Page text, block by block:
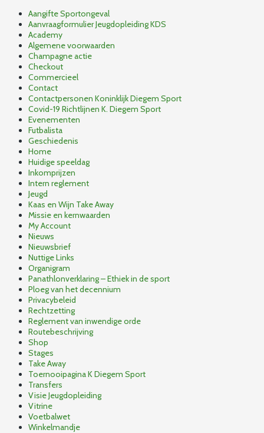
Aangifte Sportongeval
Aanvraagformulier Jeugdopleiding KDS
Academy
Algemene voorwaarden
Champagne actie
Checkout
Commercieel
Contact
Contactpersonen Koninklijk Diegem Sport
Covid-19 Richtlijnen K. Diegem Sport
Evenementen
Futbalista
Geschiedenis
Home
Huidige speeldag
Inkomprijzen
Intern reglement
Jeugd
Kaas en Wijn Take Away
Missie en kernwaarden
My Account
Nieuws
Nieuwsbrief
Nuttige Links
Organigram
Panathlonverklaring – Ethiek in de sport
Ploeg van het decennium
Privacybeleid
Rechtzetting
Reglement van inwendige orde
Routebeschrijving
Shop
Stages
Take Away
Toernooipagina K Diegem Sport
Transfers
Visie Jeugdopleiding
Vitrine
Voetbalwet
Winkelmandje